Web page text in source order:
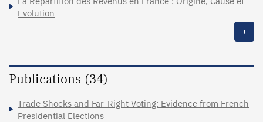
Evolution
+
Publications (34)
Trade Shocks and Far-Right Voting: Evidence from French
Presidential Elections